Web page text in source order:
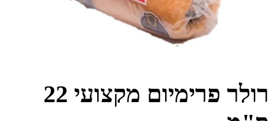
רולר פרימיום מקצועי 22